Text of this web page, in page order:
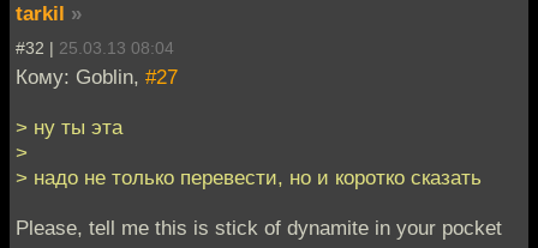
tarkil »
#32 | 25.03.13 08:04
Кому: Goblin, #27
> ну ты эта
>
> надо не только перевести, но и коротко сказать
Please, tell me this is stick of dynamite in your pocket